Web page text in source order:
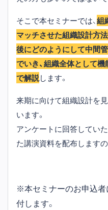
そこで本セミナーでは、組
マッチさせた組織設計方
後にどのようにして中間
でいき、組織全体として
で解説します。
来期に向けて組織設計を
います。
アンケートに回答してい
た講演資料を配布しますの
※本セミナーのお申込者
付します。